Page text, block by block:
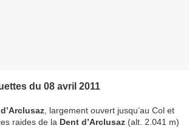
du 08 avril 2011
, largement ouvert jusqu’au Col et
raides de la Dent d’Arclusaz (alt. 2.041 m)